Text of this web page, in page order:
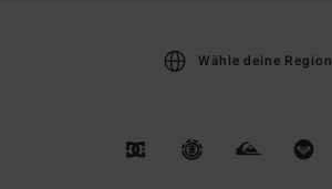
Wähle deine Region